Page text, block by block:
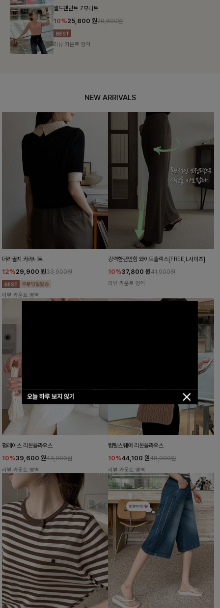
오늘 하루 보지 않기
셀드펜던트 7부니트
10%25,800원28,600원
리뷰 카운트 영역
NEW ARRIVALS
더리골지 카라니트
12%29,900 원33,900원
리뷰 카운트 영역
강력한편안함 와이드슬랙스[FREE,L사이즈]
10%37,800 원41,900원
리뷰 카운트 영역
펌레이스 리본블라우스
10%39,600 원43,900원
리뷰 카운트 영역
럽틸스퀘어 리본블라우스
10%44,100 원48,900원
리뷰 카운트 영역